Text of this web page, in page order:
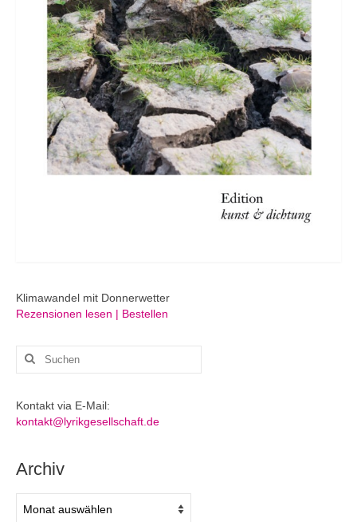
Klimawandel mit Donnerwetter
Rezensionen lesen | Bestellen
Suchen
Kontakt via E-Mail:
kontakt@lyrikgesellschaft.de
Archiv